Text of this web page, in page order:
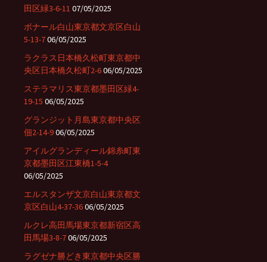
田区緑3-6-11 07/05/2025
ボナール白山東京都文京区白山
5-13-706/05/2025
ラクラス日本橋久松町東京都中
央区日本橋久松町2-606/05/2025
ステラマリス東京都墨田区緑4-
19-15 06/05/2025
グランジット月島東京都中央区
佃2-14-906/05/2025
アイルグランディール錦糸町東
京都墨田区江東橋1-5-4
06/05/2025
エルスタンザ文京白山東京都文
京区白山4-37-3606/05/2025
ルクレ高田馬場東京都新宿区高
田馬場3-8-706/05/2025
ラグゼナ勝どき東京都中央区勝